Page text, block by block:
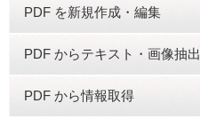
PDF を新規作成・編集
PDF からテキスト・画像抽出
PDF から情報取得